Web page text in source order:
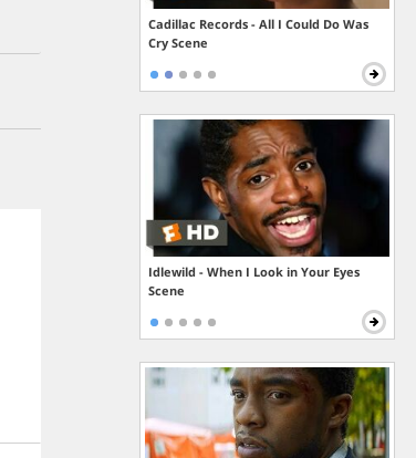
Cadillac Records - All I Could Do Was
Cry Scene
Idlewild - When I Look in Your Eyes
Scene